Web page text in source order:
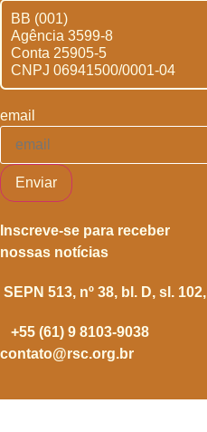
BB (001)
Agência 3599-8
Conta 25905-5
CNPJ 06941500/0001-04
email
Enviar
Inscreve-se para receber
nossas notícias
SEPN 513, nº 38, bl. D, sl. 102,
+55 (61) 9 8103-9038
contato@rsc.org.br